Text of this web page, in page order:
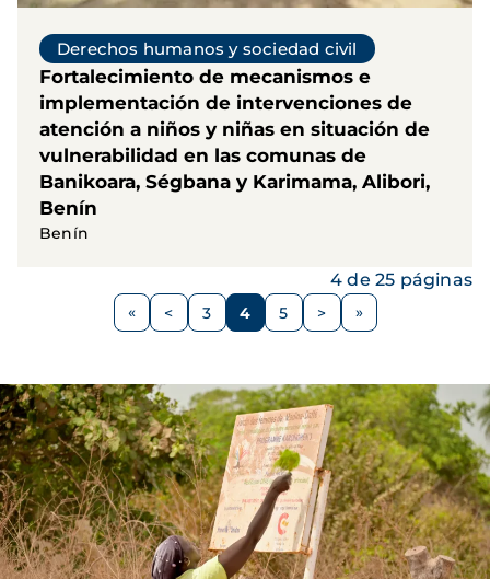
Derechos humanos y sociedad civil
Fortalecimiento de mecanismos e
implementación de intervenciones de
atención a niños y niñas en situación de
vulnerabilidad en las comunas de
Banikoara, Ségbana y Karimama, Alibori,
Benín
Benín
Paginación
Página
< Página
3 Página
4 Página
5
Siguiente
>
4 de 25 páginas